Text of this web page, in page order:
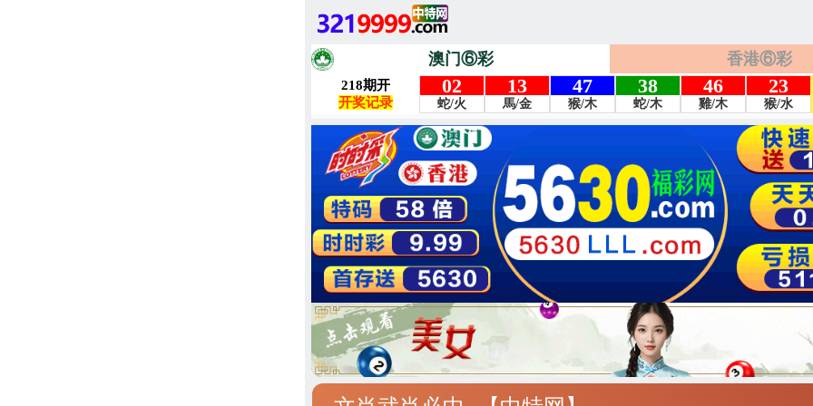
澳门⑥彩 香港⑥彩